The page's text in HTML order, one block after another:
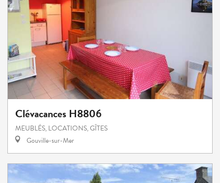
Clévacances H8806
MEUBLÉS, LOCATIONS, GÎTES
Gouville-sur-Mer